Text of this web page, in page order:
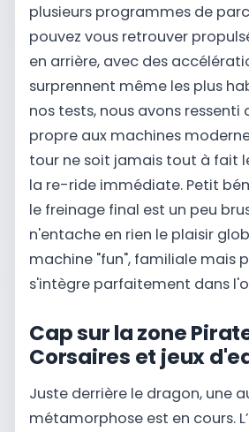
plusieurs programmes de
pouvez vous retrouver
en arrière, avec des
surprennent même les plus
nos tests, nous avons
propre aux machines
tour ne soit jamais tout à fait
la re-ride immédiate. Petit
le freinage final est un peu
n'entache en rien le plaisir
machine "fun", familiale mais
s'intègre parfaitement dans
Cap sur la zone
Corsaires et jeux
Juste derrière le dragon, une
métamorphose est en cours.